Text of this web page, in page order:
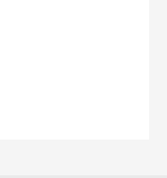
и получи